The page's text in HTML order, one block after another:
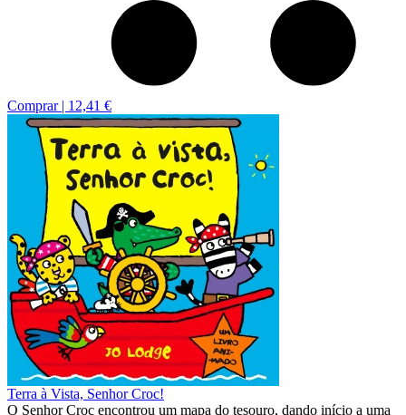
Comprar | 12,41 €
Terra à Vista, Senhor Croc!
O Senhor Croc encontrou um mapa do tesouro, dando início a uma